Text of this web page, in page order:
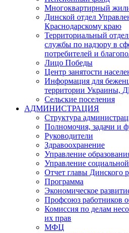
Многоквартирный
Динской отдел
Краснодарскому краю
Территориальный
службы по надзору в
потребителей и
Лицо Победы
Центр занятости
Информация для
территории Украины,
Сельские поселения
АДМИНИСТРАЦИЯ
Структура
Полномочия, задачи и
Руководители
Здравоохранение
Управление
Управление
Отчет главы Динского
Программа
Экономическое
Профсоюз работников
Комиссия по делам
их прав
МФЦ